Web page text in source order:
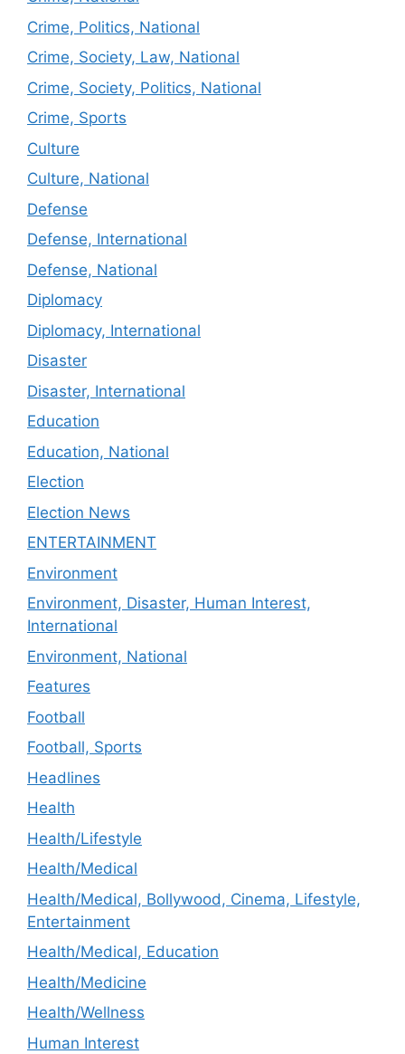
Crime, Politics, National
Crime, Society, Law, National
Crime, Society, Politics, National
Crime, Sports
Culture
Culture, National
Defense
Defense, International
Defense, National
Diplomacy
Diplomacy, International
Disaster
Disaster, International
Education
Education, National
Election
Election News
ENTERTAINMENT
Environment
Environment, Disaster, Human Interest,
International
Environment, National
Features
Football
Football, Sports
Headlines
Health
Health/Lifestyle
Health/Medical
Health/Medical, Bollywood, Cinema, Lifestyle,
Entertainment
Health/Medical, Education
Health/Medicine
Health/Wellness
Human Interest